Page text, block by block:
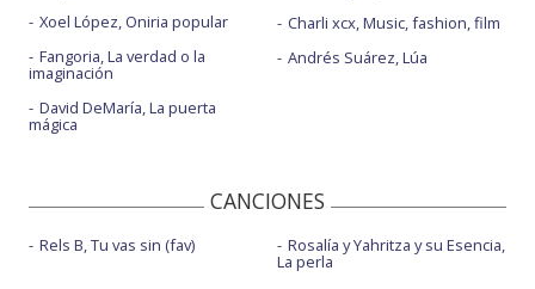
Xoel López, Oniria popular
Fangoria, La verdad o la
imaginación
David DeMaría, La puerta
mágica
Charli xcx, Music, fashion, film
Andrés Suárez, Lúa
CANCIONES
Rels B, Tu vas sin (fav) Rosalía y Yahritza y su Esencia,
La perla